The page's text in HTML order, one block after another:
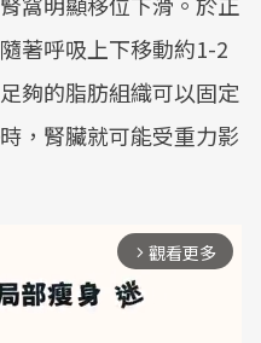
著呼吸上下移動約1-2
夠的脂肪組織可以固定
，腎臟就可能受重力影
arrow_forward_ios 觀看更多